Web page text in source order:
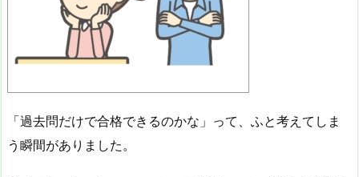
「過去問だけで合格できるのかな」って、ふと考えてしま
う瞬間がありました。